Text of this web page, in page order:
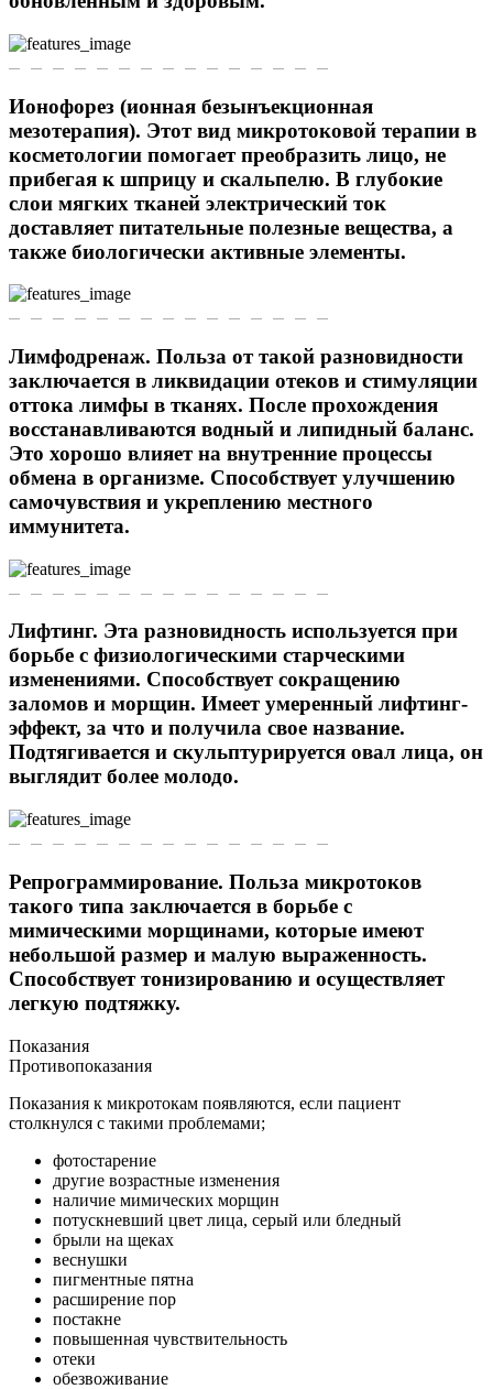
Ионофорез (ионная безынъекционная
мезотерапия). Этот вид микротоковой терапии в
косметологии помогает преобразить лицо, не
прибегая к шприцу и скальпелю. В глубокие
слои мягких тканей электрический ток
доставляет питательные полезные вещества, а
также биологически активные элементы.
Лимфодренаж. Польза от такой разновидности
заключается в ликвидации отеков и стимуляции
оттока лимфы в тканях. После прохождения
восстанавливаются водный и липидный баланс.
Это хорошо влияет на внутренние процессы
обмена в организме. Способствует улучшению
самочувствия и укреплению местного
иммунитета.
Лифтинг. Эта разновидность используется при
борьбе с физиологическими старческими
изменениями. Способствует сокращению
заломов и морщин. Имеет умеренный лифтинг-
эффект, за что и получила свое название.
Подтягивается и скульптурируется овал лица, он
выглядит более молодо.
Репрограммирование. Польза микротоков
такого типа заключается в борьбе с
мимическими морщинами, которые имеют
небольшой размер и малую выраженность.
Способствует тонизированию и осуществляет
легкую подтяжку.
Показания
Противопоказания
Показания к микротокам появляются, если пациент
столкнулся с такими проблемами;
фотостарение
другие возрастные изменения
наличие мимических морщин
потускневший цвет лица, серый или бледный
брыли на щеках
веснушки
пигментные пятна
расширение пор
постакне
повышенная чувствительность
отеки
обезвоживание